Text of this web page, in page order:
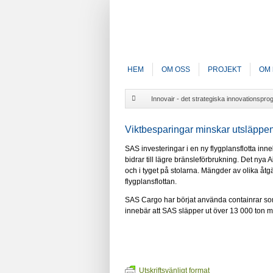
HEM OM OSS PROJEKT OM
Innovair - det strategiska
Viktbesparingar minskar
SAS investeringar i en ny flygplansflotta
bidrar till lägre bränsleförbrukning. Det nya
och i tyget på stolarna. Mängder av olika
flygplansflottan.
SAS Cargo har börjat använda containrar
innebär att SAS släpper ut över 13 000 ton
Utskriftsvänligt format